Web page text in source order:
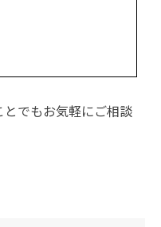
でもお気軽にご相談